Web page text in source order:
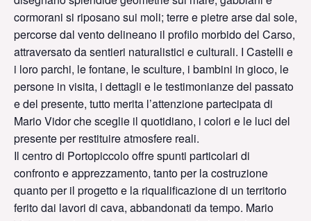
cormorani si riposano sui moli; terre e pietre arse dal sole,
percorse dal vento delineano il profilo morbido del Carso,
attraversato da sentieri naturalistici e culturali. I Castelli e
i loro parchi, le fontane, le sculture, i bambini in gioco, le
persone in visita, i dettagli e le testimonianze del passato
e del presente, tutto merita l’attenzione partecipata di
Mario Vidor che sceglie il quotidiano, i colori e le luci del
presente per restituire atmosfere reali.
Il centro di Portopiccolo offre spunti particolari di
confronto e apprezzamento, tanto per la costruzione
quanto per il progetto e la riqualificazione di un territorio
ferito dai lavori di cava, abbandonati da tempo. Mario